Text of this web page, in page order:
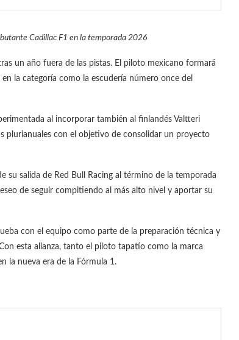
Cadillac F1 en la temporada 2026
un año fuera de las pistas. El piloto mexicano formará
la categoría como la escudería número once del
al incorporar también al finlandés Valtteri
plurianuales con el objetivo de consolidar un proyecto
su salida de Red Bull Racing al término de la temporada
de seguir compitiendo al más alto nivel y aportar su
con el equipo como parte de la preparación técnica y
esta alianza, tanto el piloto tapatío como la marca
la nueva era de la Fórmula 1.